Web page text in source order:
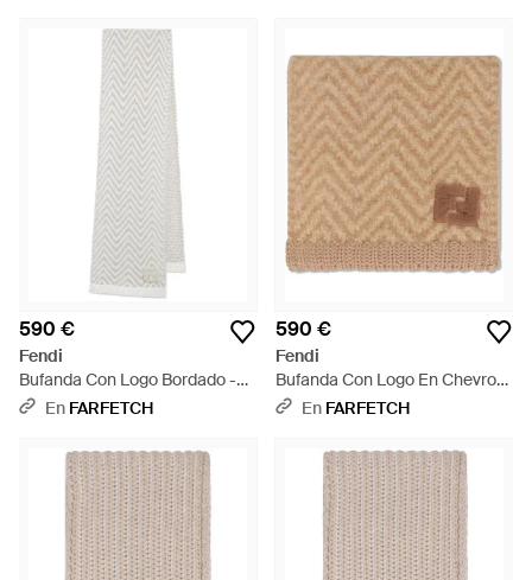
590 €
Fendi
Bufanda Con Logo Bordado -
Blanco
En FARFETCH
590 €
Fendi
Bufanda Con Logo En Chevron
- Neutro
En FARFETCH